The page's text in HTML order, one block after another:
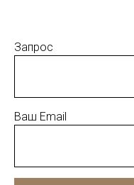
Запрос
Ваш Email